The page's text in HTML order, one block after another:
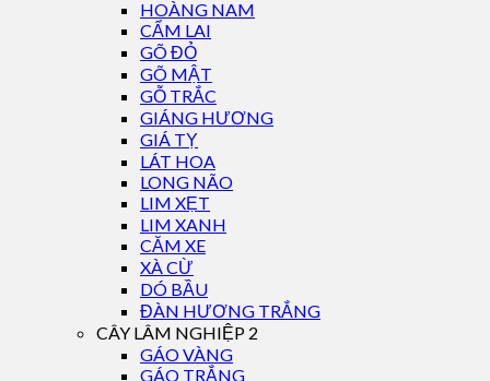
HOÀNG NAM
CẨM LAI
GÕ ĐỎ
GÕ MẬT
GỖ TRẮC
GIÁNG HƯƠNG
GIÁ TỴ
LÁT HOA
LONG NÃO
LIM XẸT
LIM XANH
CĂM XE
XÀ CỪ
DÓ BẦU
ĐÀN HƯƠNG TRẮNG
CÂY LÂM NGHIỆP 2
GÁO VÀNG
GÁO TRẮNG